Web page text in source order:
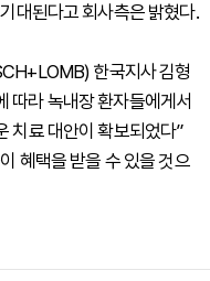
대된다고 회사측은 밝혔다.
한국지사 김형
따라 녹내장 환자들에게서
치료 대안이 확보되었다”
혜택을 받을 수 있을 것으